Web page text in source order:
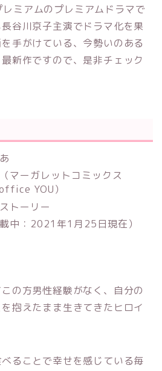
ミアムのプレミアムドラマで
谷川京子主演でドラマ化を果
手がけている、今勢いのある
新作ですので、是非チェック
マーガレットコミックス
YOU）
トーリー
中：2021年1月25日現在）
の方男性経験がなく、自分の
抱えたまま生きてきたヒロイ
ることで幸せを感じている毎